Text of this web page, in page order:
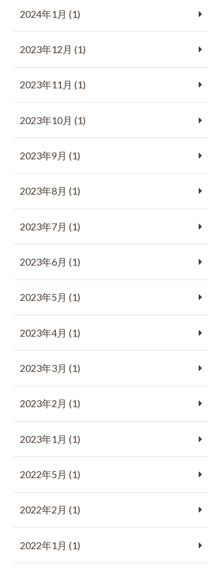
2024年1月 (1)
2023年12月 (1)
2023年11月 (1)
2023年10月 (1)
2023年9月 (1)
2023年8月 (1)
2023年7月 (1)
2023年6月 (1)
2023年5月 (1)
2023年4月 (1)
2023年3月 (1)
2023年2月 (1)
2023年1月 (1)
2022年5月 (1)
2022年2月 (1)
2022年1月 (1)